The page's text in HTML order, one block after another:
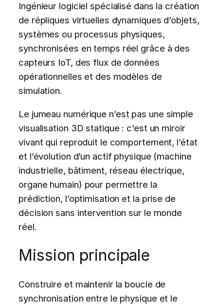
Ingénieur logiciel spécialisé dans la création
de répliques virtuelles dynamiques d’objets,
systèmes ou processus physiques,
synchronisées en temps réel grâce à des
capteurs IoT, des flux de données
opérationnelles et des modèles de
simulation.
Le jumeau numérique n’est pas une simple
visualisation 3D statique : c’est un miroir
vivant qui reproduit le comportement, l’état
et l’évolution d’un actif physique (machine
industrielle, bâtiment, réseau électrique,
organe humain) pour permettre la
prédiction, l’optimisation et la prise de
décision sans intervention sur le monde
réel.
Mission principale
Construire et maintenir la boucle de
synchronisation entre le physique et le